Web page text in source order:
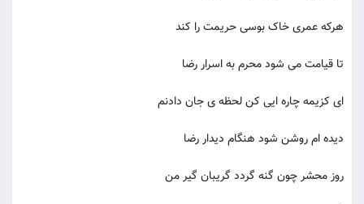
هرکه عمری خاک بوسی حریمت را کند
تا قیامت می شود محرم به اسرار رضا
ای کزیمه چاره ایی کن لحظه ی جان دادنم
دیده ام روشن شود هنگام دیدار رضا
روز محشر چون گنه گردد گریبان گیر من